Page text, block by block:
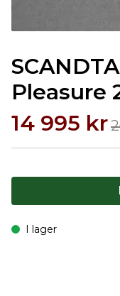
Pleasure
14 995 kr
I lager